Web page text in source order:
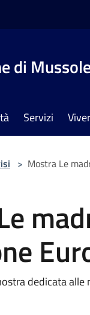
di
Servizi
> Mostra Le
dedicata